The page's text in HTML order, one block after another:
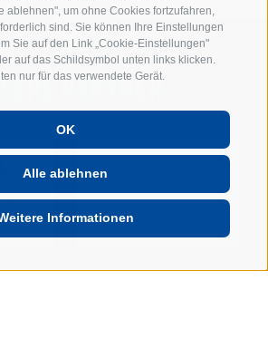
ablehnen", um ohne Cookies fortzufahren,
sind. Sie können Ihre Einstellungen
Sie auf den Link „Cookie-Einstellungen"
auf das Schildsymbol unten links klicken.
nur für das verwendete Gerät.
OK
Alle ablehnen
Informationen
PARTNER